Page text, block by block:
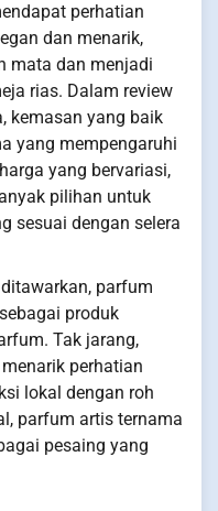
perhatian
dan menarik,
mata dan menjadi
rias. Dalam review
kemasan yang baik
yang mempengaruhi
yang bervariasi,
pilihan untuk
sesuai dengan selera
parfum
produk
Tak jarang,
perhatian
lokal dengan roh
parfum artis ternama
pesaing yang